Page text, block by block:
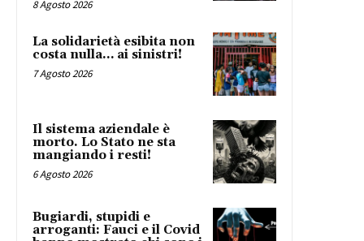
8 Agosto 2026
La solidarietà esibita non
costa nulla… ai sinistri!
7 Agosto 2026
Il sistema aziendale è
morto. Lo Stato ne sta
mangiando i resti!
6 Agosto 2026
Bugiardi, stupidi e
arroganti: Fauci e il Covid